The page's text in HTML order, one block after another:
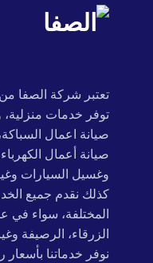
تعتبر شركة الصفا
توفر خدمات
صيانة اعمال
صيانة أعمال
وغسيل السيارات
كذلك نقدم جميع
المختلفة، سواء في
الزرقاء، الرصيفة
نوفر خدماتنا